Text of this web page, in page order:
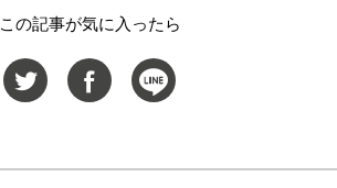
この記事が気に入ったら